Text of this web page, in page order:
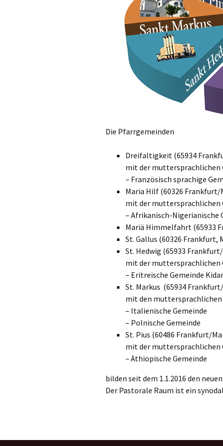
Links
Messdienerplan
Oekum.
PGR-Wahl 2019
Prävention im
Limburg
Terminplan
Unsere
Vermietungen
Vorschau
Wochenblatt
Startseite
Die Pfarrgemeinden
Dreifaltigkeit (65934
mit der muttersprachlichen
– Französisch sprachige
Maria Hilf (60326 Frankfurt/
mit der muttersprachlichen
– Afrikanisch-Nigerianische
Mariä Himmelfahrt (65933
St. Gallus (60326 Frankfurt,
St. Hedwig (65933
mit der muttersprachlichen
– Eritreische Gemeinde
St. Markus (65934
mit den muttersprachlichen
– Italienische Gemeinde
– Polnische Gemeinde
St. Pius (60486 Frankfurt/
mit der muttersprachlichen
– Äthiopische Gemeinde
bilden seit dem 1.1.2016 den
Der Pastorale Raum ist ein